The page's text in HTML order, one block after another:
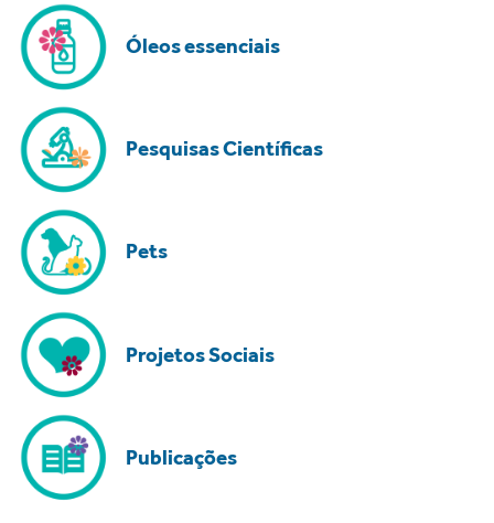
Óleos essenciais
Pesquisas Científicas
Pets
Projetos Sociais
Publicações